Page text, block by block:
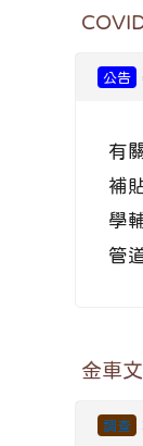
公告
有
補
學
管
金車
調查